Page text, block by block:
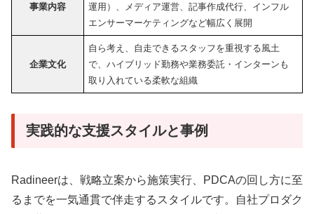
事業内容
運用）、メディア運営、記事作成代行、インフル
エンサーマーケティングなど幅広く展開
企業文化
自ら考え、自走できるスタッフを重視する風土
で、ハイブリッド勤務や業務委託・インターンも
取り入れている柔軟な組織
実践的な支援スタイルと事例
Radineerは、戦略立案から施策実行、PDCAの回し方に至
るまでを一気通貫で伴走するスタイルです。自社プロダク